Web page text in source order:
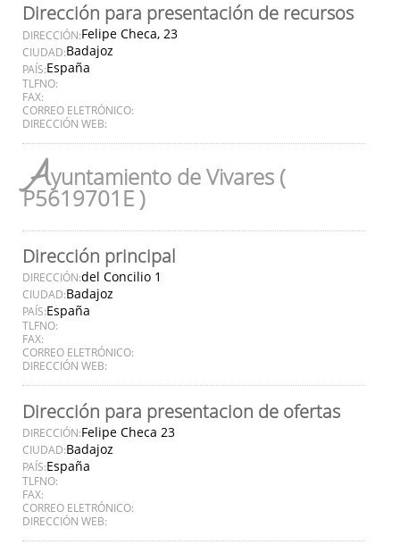
Dirección para presentación de recursos
DIRECCIÓN:Felipe Checa, 23
CIUDAD:Badajoz
PAÍS:España
TLFNO:
FAX:
CORREO ELETRÓNICO:
DIRECCIÓN WEB:
Ayuntamiento de Vivares (
P5619701E )
Dirección principal
DIRECCIÓN:del Concilio 1
CIUDAD:Badajoz
PAÍS:España
TLFNO:
FAX:
CORREO ELETRÓNICO:
DIRECCIÓN WEB:
Dirección para presentacion de ofertas
DIRECCIÓN:Felipe Checa 23
CIUDAD:Badajoz
PAÍS:España
TLFNO:
FAX:
CORREO ELETRÓNICO:
DIRECCIÓN WEB: